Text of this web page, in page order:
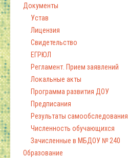
Документы
Устав
Лицензия
Свидетельство
ЕГРЮЛ
Регламент. Прием заявлений
Локальные акты
Программа развития ДОУ
Предписания
Результаты самообследования
Численность обучающихся
Зачисленные в МБДОУ № 240
Образование